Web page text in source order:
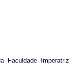
Faculdade Imperatriz